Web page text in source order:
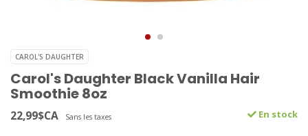
CAROL'S DAUGHTER
Carol's Daughter Black Vanilla Hair
Smoothie 8oz
22,99$CA Sans les taxes En stock